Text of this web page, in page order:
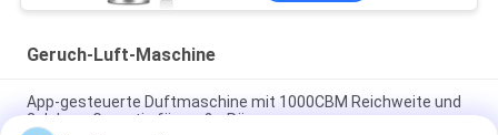
Geruch-Luft-Maschine
App-gesteuerte Duftmaschine mit 1000CBM Reichweite und
2 Jahren Garantie für große Räume